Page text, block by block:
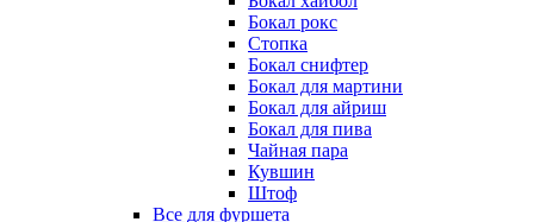
Бокал рокс
Стопка
Бокал снифтер
Бокал для мартини
Бокал для айриш
Бокал для пива
Чайная пара
Кувшин
Штоф
Все для фуршета